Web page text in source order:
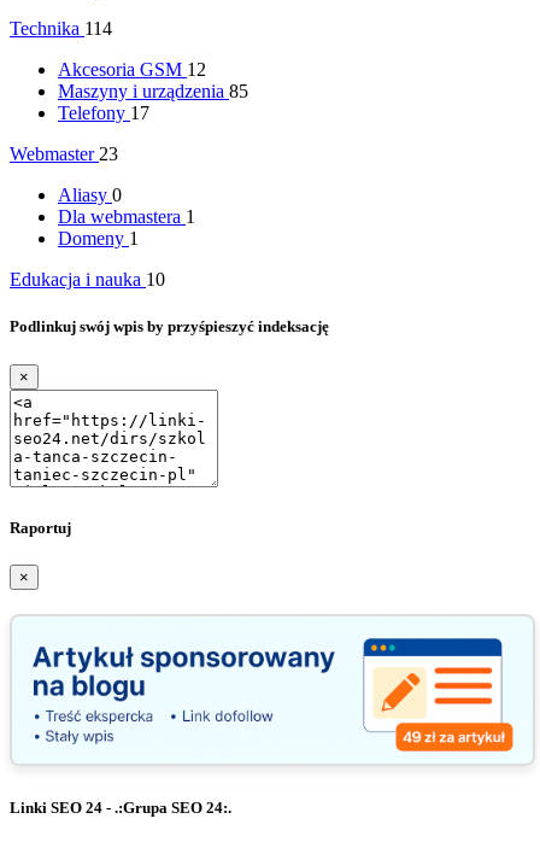
Technika 114
Akcesoria GSM 12
Maszyny i urządzenia 85
Telefony 17
Webmaster 23
Aliasy 0
Dla webmastera 1
Domeny 1
Edukacja i nauka 10
Podlinkuj swój wpis by przyśpieszyć indeksację
×
Raportuj
×
Linki SEO 24 - .:Grupa SEO 24:.